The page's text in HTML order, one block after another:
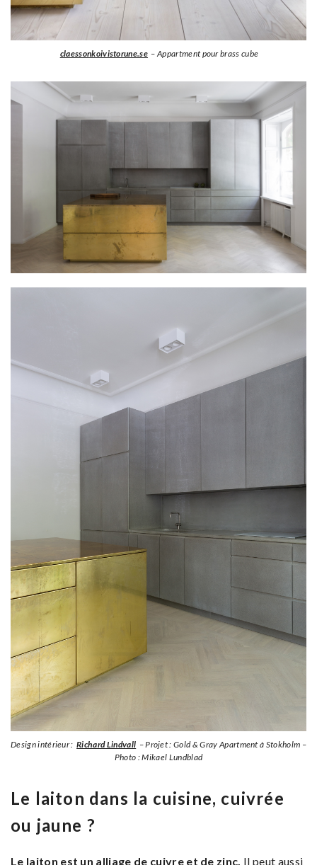
claessonkoivistorune.se – Appartment pour brass cube
Design intérieur : Richard Lindvall – Projet : Gold & Gray Apartment à Stokholm –
Photo : Mikael Lundblad
Le laiton dans la cuisine, cuivrée
ou jaune ?
Le laiton est un alliage de cuivre et de zinc. Il peut aussi